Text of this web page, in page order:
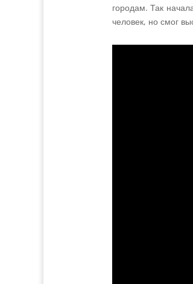
городам. Так
человек, но смог